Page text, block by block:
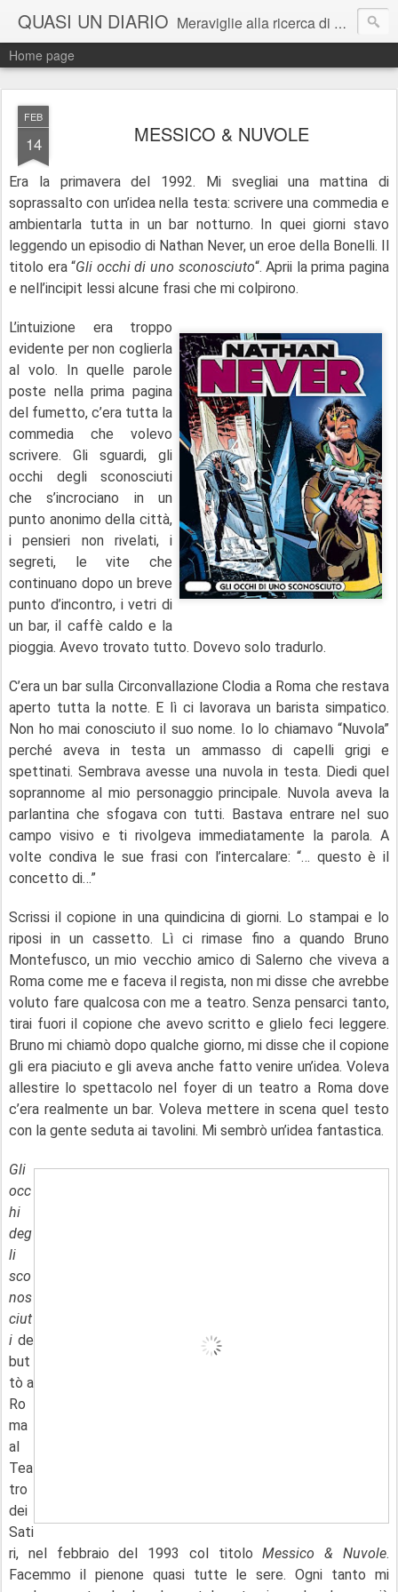
QUASI UN DIARIO Meraviglie alla ricerca di Alice perduta. Salvataggi in extremis sull'altra riva, ingiustizie da correggere e parole da trasformare in esperienza da provare.
Home page
FEB
14 MESSICO & NUVOLE
Era la primavera del 1992. Mi svegliai una mattina di
soprassalto con un’idea nella testa: scrivere una commedia e
ambientarla tutta in un bar notturno. In quei giorni stavo
leggendo un episodio di Nathan Never, un eroe della Bonelli. Il
titolo era “Gli occhi di uno sconosciuto“. Aprii la prima pagina
e nell’incipit lessi alcune frasi che mi colpirono.
L’intuizione era troppo
evidente per non coglierla
al volo. In quelle parole
poste nella prima pagina
del fumetto, c’era tutta la
commedia che volevo
scrivere. Gli sguardi, gli
occhi degli sconosciuti
che s’incrociano in un
punto anonimo della città,
i pensieri non rivelati, i
segreti, le vite che
continuano dopo un breve
punto d’incontro, i vetri di
un bar, il caffè caldo e la
pioggia. Avevo trovato tutto. Dovevo solo tradurlo.
C’era un bar sulla Circonvallazione Clodia a Roma che restava
aperto tutta la notte. E lì ci lavorava un barista simpatico.
Non ho mai conosciuto il suo nome. Io lo chiamavo “Nuvola”
perché aveva in testa un ammasso di capelli grigi e
spettinati. Sembrava avesse una nuvola in testa. Diedi quel
soprannome al mio personaggio principale. Nuvola aveva la
parlantina che sfogava con tutti. Bastava entrare nel suo
campo visivo e ti rivolgeva immediatamente la parola. A
volte condiva le sue frasi con l’intercalare: “… questo è il
concetto di…”
Scrissi il copione in una quindicina di giorni. Lo stampai e lo
riposi in un cassetto. Lì ci rimase fino a quando Bruno
Montefusco, un mio vecchio amico di Salerno che viveva a
Roma come me e faceva il regista, non mi disse che avrebbe
voluto fare qualcosa con me a teatro. Senza pensarci tanto,
tirai fuori il copione che avevo scritto e glielo feci leggere.
Bruno mi chiamò dopo qualche giorno, mi disse che il copione
gli era piaciuto e gli aveva anche fatto venire un’idea. Voleva
allestire lo spettacolo nel foyer di un teatro a Roma dove
c’era realmente un bar. Voleva mettere in scena quel testo
con la gente seduta ai tavolini. Mi sembrò un’idea fantastica.
Gli
occ
hi
deg
li
sco
nos
ciut
i de
but
tò a
Ro
ma
al
Tea
tro
dei
Sati
ri, nel febbraio del 1993 col titoloMessico & Nuvole.
Facemmo il pienone quasi tutte le sere. Ogni tanto mi